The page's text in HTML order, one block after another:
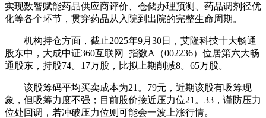
实现数智赋能药品供应商评价、仓储办理预测、药品调剂径优
化等各个环节，贯穿药品从入院到出院的完整生命周期。
机构持仓方面，截止2025年9月30日，艾隆科技十大畅通
股东中，大成中证360互联网+指数A（002236）位居第六大畅
通股东，持股74。17万股，比拟上期削减8。65万股。
该股筹码平均买卖成本为21。79元，近期该股有吸筹现
象，但吸筹力度不强；目前股价接近压力位21。33，谨防压力
位处回调，若冲破压力位则可能会一波上涨行情。